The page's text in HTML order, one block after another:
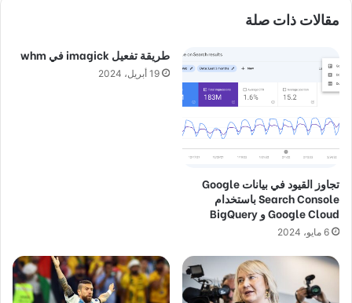
مقالات ذات صلة
تجاوز القيود في بيانات Google
Search Console باستخدام
Google Cloud و BigQuery
6 مايو، 2024
طريقة تفعيل imagick في whm
19 أبريل، 2024